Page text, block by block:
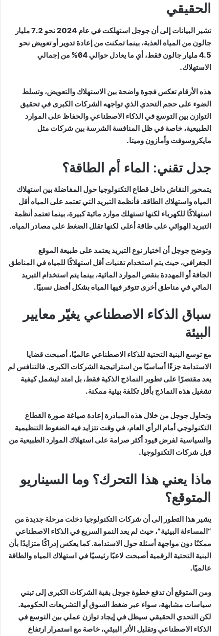
الحقيقي
تشير البيانات إلى أن جوجل استهلكت في عام 2024 نحو 7.2 مليار
جالون من المياه العذبة، بينما تمكنت من إعادة تدوير أو تعويض نحو
4.5 مليار جالون فقط، أي ما يعادل حوالي 64% من إجمالي
الاستهلاك.
هذه الأرقام تعكس فجوة واضحة بين الاستهلاك والتعويض، وتسلط
الضوء على حجم التحدي الذي تواجهه الشركات الكبرى في تحقيق
التوازن بين التوسع في الذكاء الاصطناعي والحفاظ على الموارد
الطبيعية، خاصة في ظل المنافسة الشرسة بين شركات مثل
مايكروسوفت وأمازون وميتا.
جدل تقني: الماء أم الطاقة؟
يتمحور النقاش داخل قطاع التكنولوجيا حول المفاضلة بين استهلاك
المياه واستهلاك الطاقة. فأنظمة التبريد التي تعتمد على المياه أقل
استهلاكًا للكهرباء لكنها تستهلك موارد مائية كبيرة، بينما تعتمد أنظمة
التبريد الهوائي على طاقة أعلى لكنها تقلل الضغط على مصادر المياه.
وتوضح جوجل أن اختيار نوع التبريد يعتمد على طبيعة الموقع
الجغرافي، حيث يتم استخدام تقنيات أقل استهلاكًا للمياه في المناطق
الجافة أو المهددة بنقص الموارد المائية، بينما يتم استخدام التبريد
المائي في مناطق أخرى تتوفر فيها المياه بشكل أفضل نسبيًا.
سباق الذكاء الاصطناعي يغيّر معايير
البيئة
مع توسع البنية التحتية للذكاء الاصطناعي عالميًا، أصبحت قضايا
الاستدامة جزءًا أساسيًا من استراتيجية الشركات الكبرى. فالتنافس لم
يعد مقتصرًا على تطوير النماذج الذكية فقط، بل امتد ليشمل كيفية
تشغيل هذه النماذج بأقل تكلفة بيئية ممكنة.
وتحاول جوجل من خلال هذه المبادرة إعادة صياغة صورة القطاع
التكنولوجي أمام الرأي العام، في وقت تتزايد فيه الضغوط التنظيمية
والسياسية لفرض قيود أكثر صرامة على استهلاك الموارد الطبيعية من
قبل شركات التكنولوجيا.
ماذا يعني هذا التحرك؟ وما السيناريو
المتوقع؟
يشير هذا التطور إلى أن شركات التكنولوجيا دخلت مرحلة جديدة من
“المساءلة البيئية”، حيث لم يعد النمو السريع في الذكاء الاصطناعي
ممكنًا دون مواجهة أسئلة حول الاستدامة. كما يعكس إدراكًا متزايدًا بأن
البنية التحتية الرقمية أصبحت لاعبًا رئيسيًا في استهلاك المياه والطاقة
عالميًا.
ومن المتوقع أن تدفع خطوة جوجل بقية الشركات الكبرى إلى تبني
سياسات مشابهة، سواء عبر ضغط السوق أو التشريعات الحكومية.
لكن التحدي الحقيقي سيظل في إيجاد توازن عملي بين التوسع في
الذكاء الاصطناعي وتقليل الأثر البيئي، خاصة مع استمرار ارتفاع